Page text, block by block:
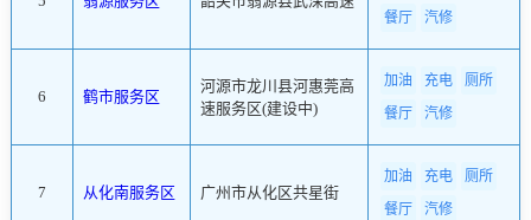
餐厅
汽修
6 鹤市服务区
河源市龙川县河惠莞高
速服务区(建设中)
加油 充电
厕所
餐厅
汽修
7 从化南服务区 广州市从化区共星街
加油 充电
厕所
餐厅
汽修